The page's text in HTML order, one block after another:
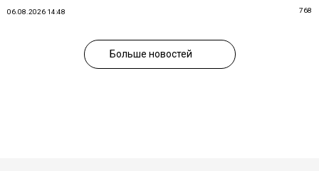
06.08.2026 14:48 768
Больше новостей